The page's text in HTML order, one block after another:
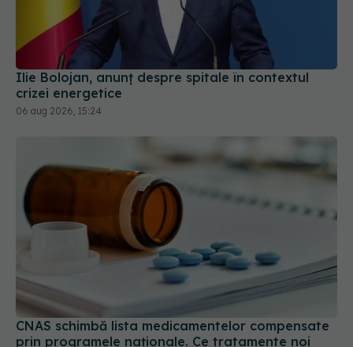
Ilie Bolojan, anunț despre spitale în contextul
crizei energetice
06 aug 2026, 15:24
CNAS schimbă lista medicamentelor compensate
prin programele naționale. Ce tratamente noi
intră din august
31 iul 2026, 13:56